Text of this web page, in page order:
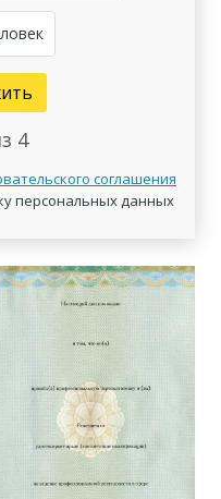
4
соглашения
персональных данных